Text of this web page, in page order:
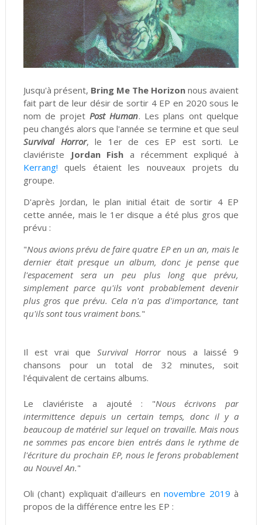
Jusqu'à présent, Bring Me The Horizon nous avaient
fait part de leur désir de sortir 4 EP en 2020 sous le
nom de projet Post Human. Les plans ont quelque
peu changés alors que l'année se termine et que seul
Survival Horror, le 1er de ces EP est sorti. Le
claviériste Jordan Fish a récemment expliqué à
Kerrang! quels étaient les nouveaux projets du
groupe.
D'après Jordan, le plan initial était de sortir 4 EP
cette année, mais le 1er disque a été plus gros que
prévu :
"Nous avions prévu de faire quatre EP en un an, mais le
dernier était presque un album, donc je pense que
l'espacement sera un peu plus long que prévu,
simplement parce qu'ils vont probablement devenir
plus gros que prévu. Cela n'a pas d'importance, tant
qu'ils sont tous vraiment bons."
Il est vrai queSurvival Horrornous a laissé 9
chansons pour un total de 32 minutes, soit
l'équivalent de certains albums.
Le claviériste a ajouté : "Nous écrivons par
intermittence depuis un certain temps, donc il y a
beaucoup de matériel sur lequel on travaille. Mais nous
ne sommes pas encore bien entrés dans le rythme de
l'écriture du prochain EP, nous le ferons probablement
au Nouvel An."
Oli (chant) expliquait d'ailleurs ennovembre 2019 à
propos de la différence entre les EP :